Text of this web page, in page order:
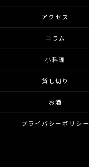
アクセス
コラム
小料理
貸し切り
お酒
プライバシーポリシー